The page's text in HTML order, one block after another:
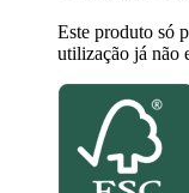
Este produto só
utilização já não